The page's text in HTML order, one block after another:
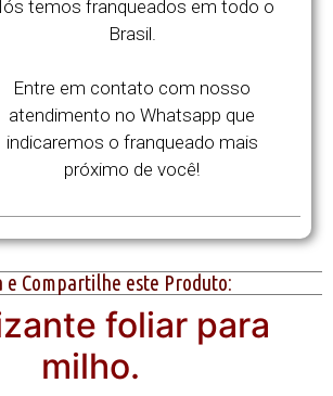
temos franqueados em todo o
Brasil.
Entre em contato com nosso
atendimento no Whatsapp que
indicaremos o franqueado mais
próximo de você!
e Compartilhe este Produto:
foliar para
milho.